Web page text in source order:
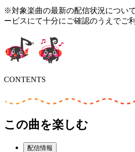
※対象楽曲の最新の配信状況につい
ービスにて十分にご確認のうえでご
CONTENTS
この曲を楽しむ
配信情報